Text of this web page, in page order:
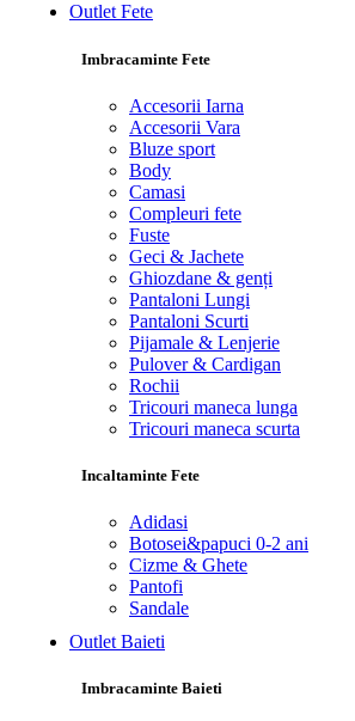
Outlet Fete
Imbracaminte Fete
Accesorii Iarna
Accesorii Vara
Bluze sport
Body
Camasi
Compleuri fete
Fuste
Geci & Jachete
Ghiozdane & genți
Pantaloni Lungi
Pantaloni Scurti
Pijamale & Lenjerie
Pulover & Cardigan
Rochii
Tricouri maneca lunga
Tricouri maneca scurta
Incaltaminte Fete
Adidasi
Botosei&papuci 0-2 ani
Cizme & Ghete
Pantofi
Sandale
Outlet Baieti
Imbracaminte Baieti